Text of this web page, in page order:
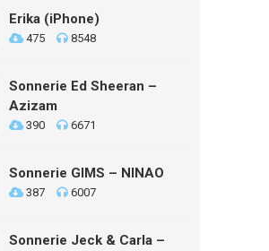
Erika (iPhone)
475 8548
Sonnerie Ed Sheeran –
Azizam
390 6671
Sonnerie GIMS – NINAO
387 6007
Sonnerie Jeck & Carla –